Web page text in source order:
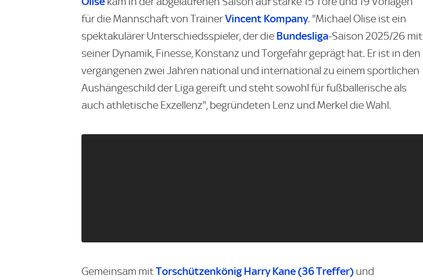
für die Mannschaft von TrainerVincent Kompany. "Michael Olise ist ein
spektakulärer Unterschiedsspieler, der die Bundesliga-Saison 2025/26 mit
seiner Dynamik, Finesse, Konstanz und Torgefahr geprägt hat. Er ist in den
vergangenen zwei Jahren national und international zu einem sportlichen
Aushängeschild der Liga gereift und steht sowohl für fußballerische als
auch athletische Exzellenz", begründeten Lenz und Merkel die Wahl.
Gemeinsam mitTorschützenkönig Harry Kane (36 Treffer) und